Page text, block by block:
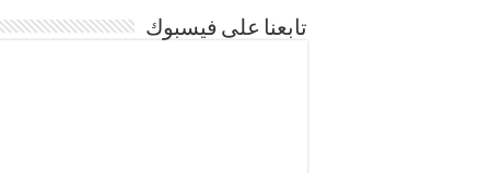
تابعنا على فيسبوك